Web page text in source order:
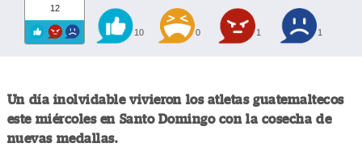
12
10 0 1 1
Un día inolvidable vivieron los atletas guatemaltecos
este miércoles en Santo Domingo con la cosecha de
nuevas medallas.